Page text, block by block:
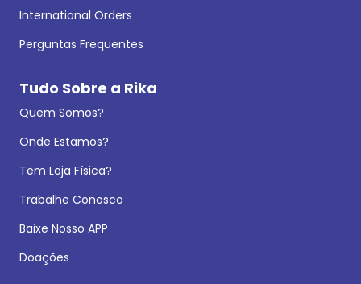
International Orders
Perguntas Frequentes
Tudo Sobre a Rika
Quem Somos?
Onde Estamos?
Tem Loja Física?
Trabalhe Conosco
Baixe Nosso APP
Doações